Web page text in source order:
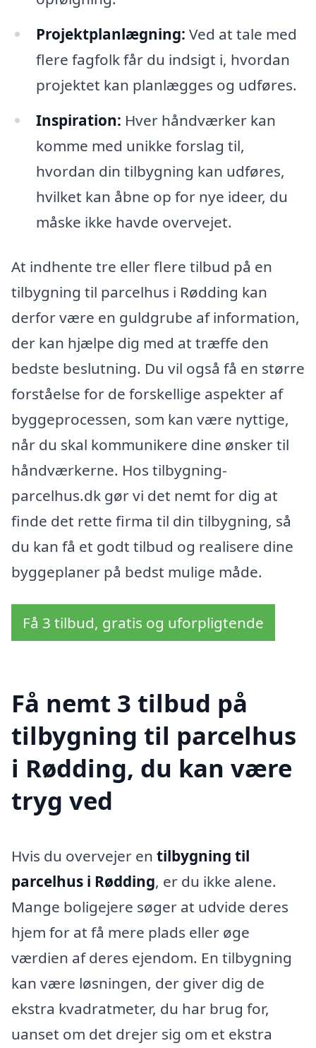
Projektplanlægning: Ved at tale med
flere fagfolk får du indsigt i, hvordan
projektet kan planlægges og udføres.
Inspiration: Hver håndværker kan
komme med unikke forslag til,
hvordan din tilbygning kan udføres,
hvilket kan åbne op for nye ideer, du
måske ikke havde overvejet.
At indhente tre eller flere tilbud på en
tilbygning til parcelhus i Rødding kan
derfor være en guldgrube af information,
der kan hjælpe dig med at træffe den
bedste beslutning. Du vil også få en større
forståelse for de forskellige aspekter af
byggeprocessen, som kan være nyttige,
når du skal kommunikere dine ønsker til
håndværkerne. Hos tilbygning-
parcelhus.dk gør vi det nemt for dig at
finde det rette firma til din tilbygning, så
du kan få et godt tilbud og realisere dine
byggeplaner på bedst mulige måde.
Få 3 tilbud, gratis og uforpligtende
Få nemt 3 tilbud på
tilbygning til parcelhus
i Rødding, du kan være
tryg ved
Hvis du overvejer en tilbygning til
parcelhus i Rødding, er du ikke alene.
Mange boligejere søger at udvide deres
hjem for at få mere plads eller øge
værdien af deres ejendom. En tilbygning
kan være løsningen, der giver dig de
ekstra kvadratmeter, du har brug for,
uanset om det drejer sig om et ekstra